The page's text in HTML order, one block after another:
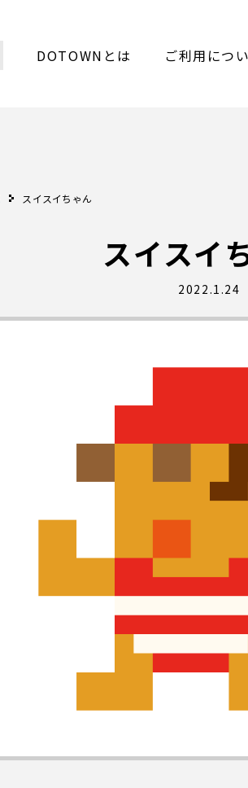
DOTOWNとは ご利用につ
スイスイちゃん
スイスイ
2022.1.24